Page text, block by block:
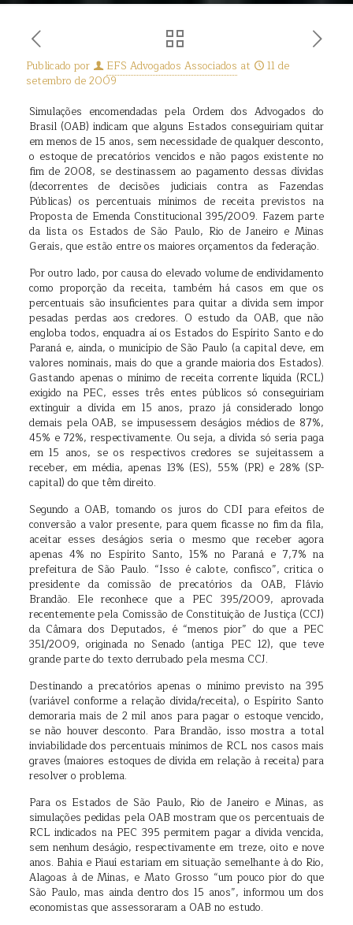
Publicado por EFS Advogados Associados at
11 de
setembro de 2009
Simulações encomendadas pela Ordem dos Advogados do
Brasil (OAB) indicam que alguns Estados conseguiriam quitar
em menos de 15 anos, sem necessidade de qualquer desconto,
o estoque de precatórios vencidos e não pagos existente no
fim de 2008, se destinassem ao pagamento dessas dívidas
(decorrentes de decisões judiciais contra as Fazendas
Públicas) os percentuais mínimos de receita previstos na
Proposta de Emenda Constitucional 395/2009. Fazem parte
da lista os Estados de São Paulo, Rio de Janeiro e Minas
Gerais, que estão entre os maiores orçamentos da federação.
Por outro lado, por causa do elevado volume de endividamento
como proporção da receita, também há casos em que os
percentuais são insuficientes para quitar a dívida sem impor
pesadas perdas aos credores. O estudo da OAB, que não
engloba todos, enquadra aí os Estados do Espírito Santo e do
Paraná e, ainda, o município de São Paulo (a capital deve, em
valores nominais, mais do que a grande maioria dos Estados).
Gastando apenas o mínimo de receita corrente líquida (RCL)
exigido na PEC, esses três entes públicos só conseguiriam
extinguir a dívida em 15 anos, prazo já considerado longo
demais pela OAB, se impusessem deságios médios de 87%,
45% e 72%, respectivamente. Ou seja, a dívida só seria paga
em 15 anos, se os respectivos credores se sujeitassem a
receber, em média, apenas 13% (ES), 55% (PR) e 28% (SP-
capital) do que têm direito.
Segundo a OAB, tomando os juros do CDI para efeitos de
conversão a valor presente, para quem ficasse no fim da fila,
aceitar esses deságios seria o mesmo que receber agora
apenas 4% no Espírito Santo, 15% no Paraná e 7,7% na
prefeitura de São Paulo. “Isso é calote, confisco”, critica o
presidente da comissão de precatórios da OAB, Flávio
Brandão. Ele reconhece que a PEC 395/2009, aprovada
recentemente pela Comissão de Constituição de Justiça (CCJ)
da Câmara dos Deputados, é “menos pior” do que a PEC
351/2009, originada no Senado (antiga PEC 12), que teve
grande parte do texto derrubado pela mesma CCJ.
Destinando a precatórios apenas o mínimo previsto na 395
(variável conforme a relação dívida/receita), o Espírito Santo
demoraria mais de 2 mil anos para pagar o estoque vencido,
se não houver desconto. Para Brandão, isso mostra a total
inviabilidade dos percentuais mínimos de RCL nos casos mais
graves (maiores estoques de dívida em relação à receita) para
resolver o problema.
Para os Estados de São Paulo, Rio de Janeiro e Minas, as
simulações pedidas pela OAB mostram que os percentuais de
RCL indicados na PEC 395 permitem pagar a dívida vencida,
sem nenhum deságio, respectivamente em treze, oito e nove
anos. Bahia e Piauí estariam em situação semelhante à do Rio,
Alagoas à de Minas, e Mato Grosso “um pouco pior do que
São Paulo, mas ainda dentro dos 15 anos”, informou um dos
economistas que assessoraram a OAB no estudo.